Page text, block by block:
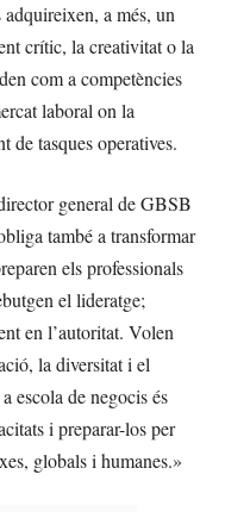
a més, un
crític, la creativitat o la
com a competències
laboral on la
de tasques operatives.
general de GBSB
també a transformar
els professionals
el lideratge;
en l’autoritat. Volen
la diversitat i el
escola de negocis és
i preparar-los per
globals i humanes.»